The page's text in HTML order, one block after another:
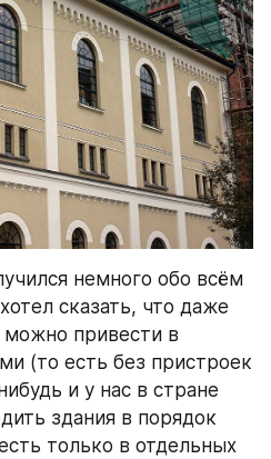
немного обо всём
сказать, что даже
привести в
(то есть без пристроек
и у нас в стране
здания в порядок
только в отдельных